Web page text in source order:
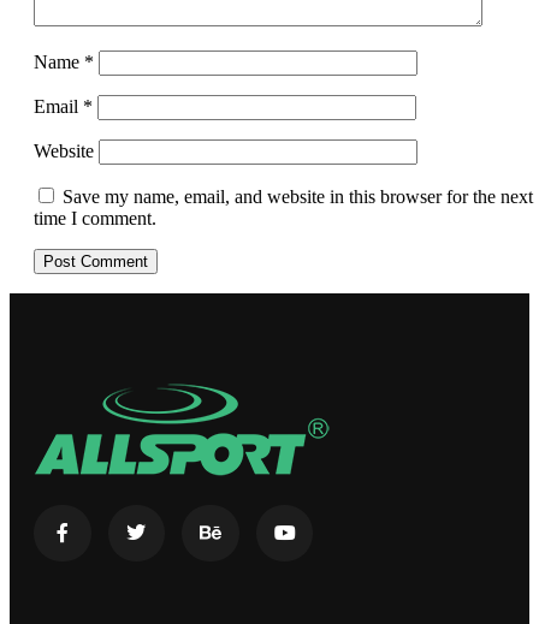
Name *
Email *
Website
Save my name, email, and website in this browser for the next
time I comment.